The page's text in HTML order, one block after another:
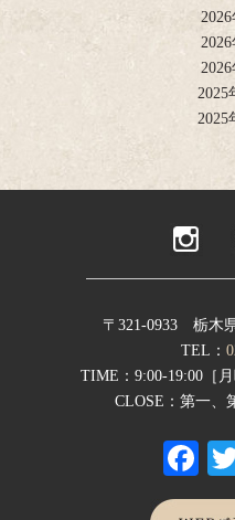
2026
2026
2026
2025
2025
2024
〒321-0933 栃木
TEL：
TIME：9:00-19:00［月
CLOSE：第一、
Fa
ce